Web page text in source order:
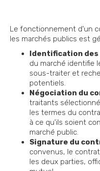
Le fonctionnement d'un
les marchés publics est
Identification des
du marché identifie
sous-traiter et
potentiels.
Négociation du
traitants
les termes du
à ce qu'ils soient
marché public.
Signature du
convenus, le
les deux parties,